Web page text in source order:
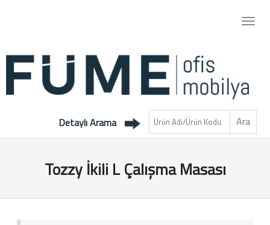
Detaylı Arama
Tozzy İkili L Çalışma Masası